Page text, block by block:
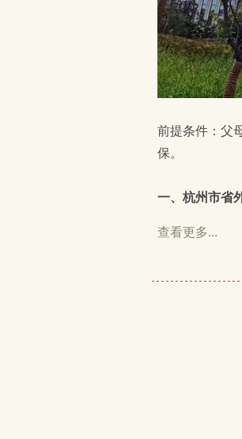
前提条件：父
保。
一、杭州市省
查看更多...